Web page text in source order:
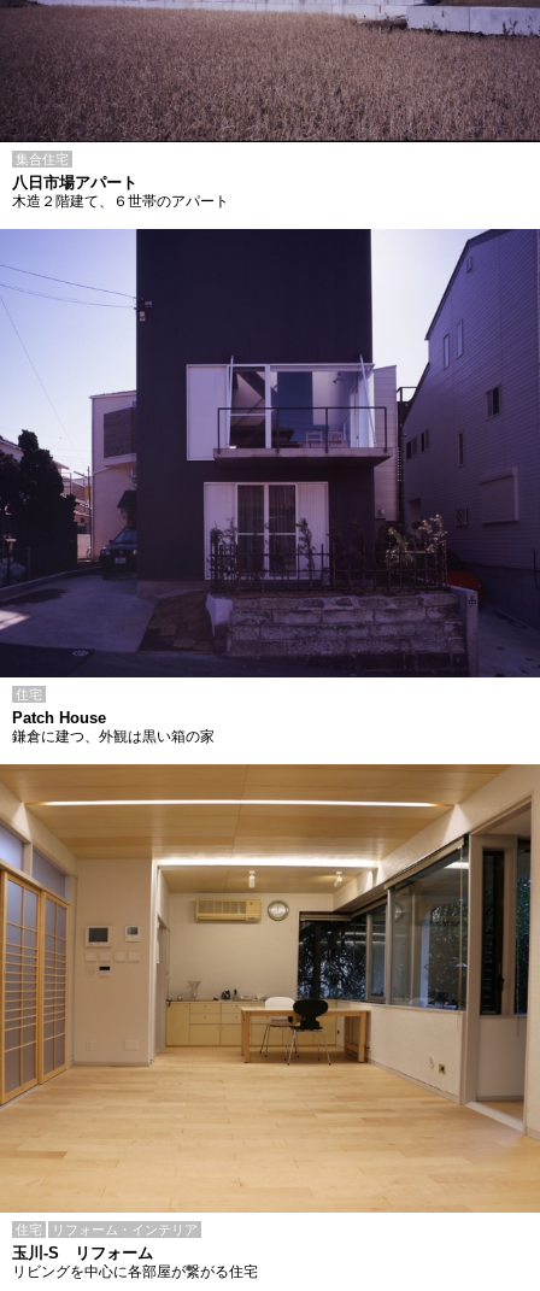
集合住宅
八日市場アパート
木造２階建て、６世帯のアパート
住宅
Patch House
鎌倉に建つ、外観は黒い箱の家
住宅 リフォーム・インテリア
玉川-S リフォーム
リビングを中心に各部屋が繋がる住宅